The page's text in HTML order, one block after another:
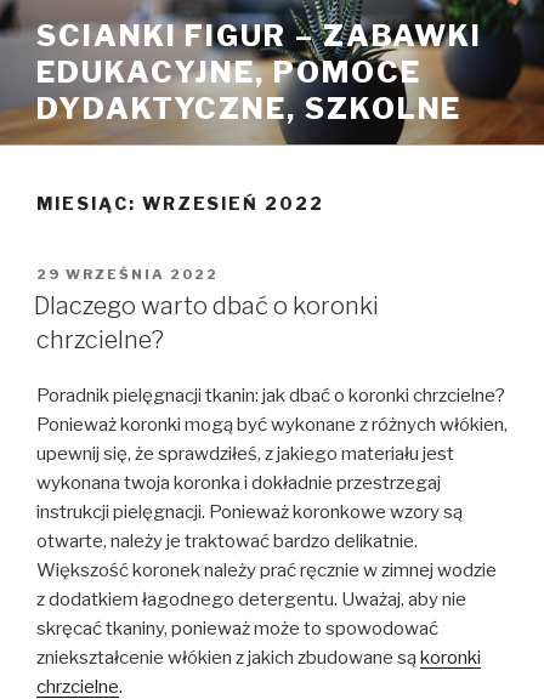
Przejdź
do
treści
SCIANKI FIGUR – ZABAWKI
EDUKACYJNE, POMOCE
DYDAKTYCZNE, SZKOLNE
MIESIĄC: WRZESIEŃ 2022
OPUBLIKOWANE
W
29 WRZEŚNIA 2022
Dlaczego warto dbać o koronki
chrzcielne?
Poradnik pielęgnacji tkanin: jak dbać o koronki chrzcielne?
Ponieważ koronki mogą być wykonane z różnych włókien,
upewnij się, że sprawdziłeś, z jakiego materiału jest
wykonana twoja koronka i dokładnie przestrzegaj
instrukcji pielęgnacji. Ponieważ koronkowe wzory są
otwarte, należy je traktować bardzo delikatnie.
Większość koronek należy prać ręcznie w zimnej wodzie
z dodatkiem łagodnego detergentu. Uważaj, aby nie
skręcać tkaniny, ponieważ może to spowodować
zniekształcenie włókien z jakich zbudowane sąkoronki
chrzcielne.